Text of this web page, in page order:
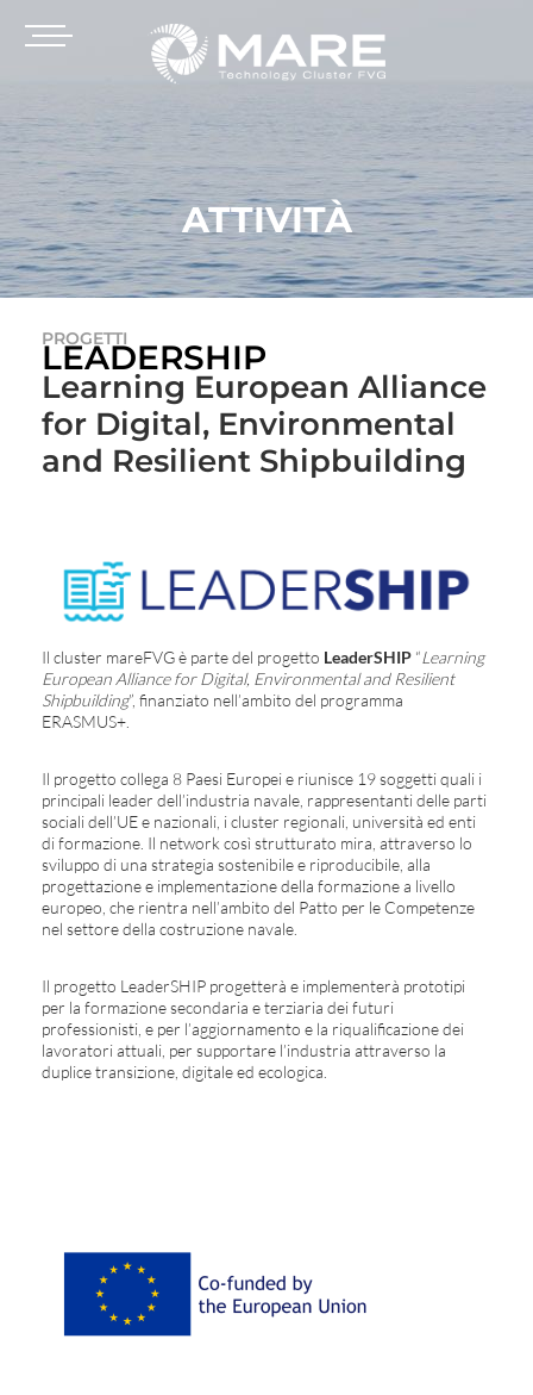
ATTIVITÀ
PROGETTI
LEADERSHIP
Learning European Alliance
for Digital, Environmental
and Resilient Shipbuilding
Il cluster mareFVG è parte del progetto LeaderSHIP “Learning
European Alliance for Digital, Environmental and Resilient
Shipbuilding”, finanziato nell’ambito del programma
ERASMUS+.
Il progetto collega 8 Paesi Europei e riunisce 19 soggetti quali i
principali leader dell’industria navale, rappresentanti delle parti
sociali dell’UE e nazionali, i cluster regionali, università ed enti
di formazione. Il network così strutturato mira, attraverso lo
sviluppo di una strategia sostenibile e riproducibile, alla
progettazione e implementazione della formazione a livello
europeo, che rientra nell’ambito del Patto per le Competenze
nel settore della costruzione navale.
Il progetto LeaderSHIP progetterà e implementerà prototipi
per la formazione secondaria e terziaria dei futuri
professionisti, e per l’aggiornamento e la riqualificazione dei
lavoratori attuali, per supportare l’industria attraverso la
duplice transizione, digitale ed ecologica.